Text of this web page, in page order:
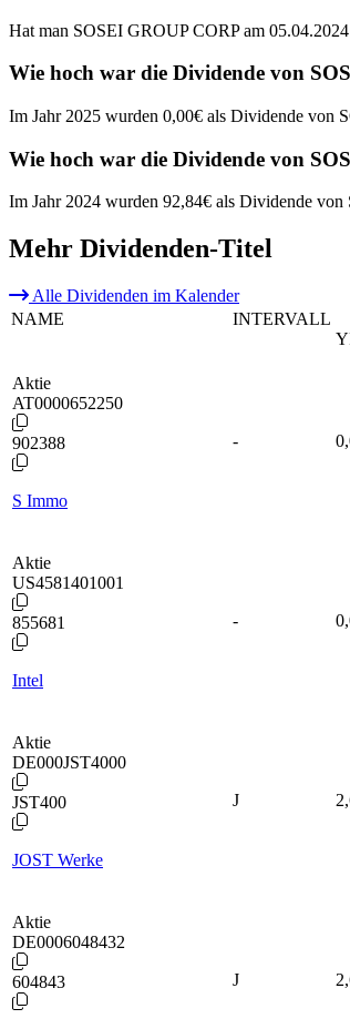
Hat man SOSEI GROUP CORP am
Wie hoch war die Dividende von
Im Jahr 2025 wurden 0,00€ als Dividende von
Wie hoch war die Dividende von
Im Jahr 2024 wurden 92,84€ als Dividende
Mehr Dividenden-Titel
Alle Dividenden im Kalender
NAME
INTERVALL
Aktie
AT0000652250
902388
S Immo
-
Aktie
US4581401001
855681
Intel
-
Aktie
DE000JST4000
JST400
JOST Werke
J
Aktie
DE0006048432
604843 J